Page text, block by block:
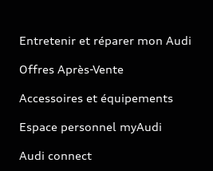
Entretenir et réparer mon Audi
Offres Après-Vente
Accessoires et équipements
Espace personnel myAudi
Audi connect